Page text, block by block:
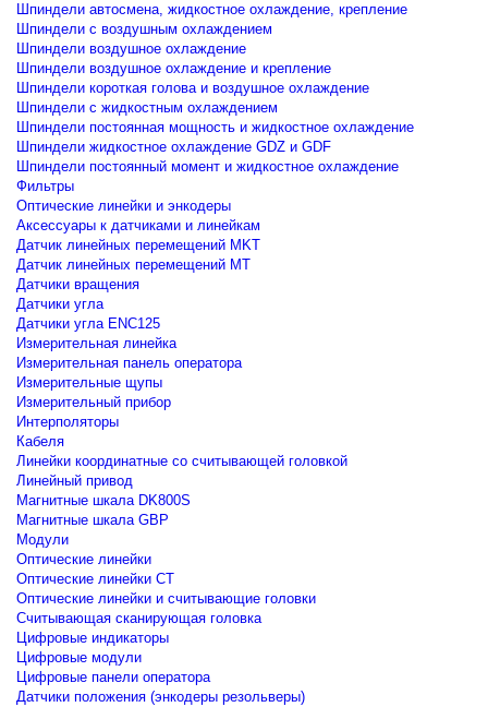
Шпиндели автосмена, жидкостное охлаждение, крепление
Шпиндели с воздушным охлаждением
Шпиндели воздушное охлаждение
Шпиндели воздушное охлаждение и крепление
Шпиндели короткая голова и воздушное охлаждение
Шпиндели с жидкостным охлаждением
Шпиндели постоянная мощность и жидкостное охлаждение
Шпиндели жидкостное охлаждение GDZ и GDF
Шпиндели постоянный момент и жидкостное охлаждение
Фильтры
Оптические линейки и энкодеры
Аксессуары к датчиками и линейкам
Датчик линейных перемещений MKT
Датчик линейных перемещений MT
Датчики вращения
Датчики угла
Датчики угла ENC125
Измерительная линейка
Измерительная панель оператора
Измерительные щупы
Измерительный прибор
Интерполяторы
Кабеля
Линейки координатные со считывающей головкой
Линейный привод
Магнитные шкала DK800S
Магнитные шкала GBP
Модули
Оптические линейки
Оптические линейки CT
Оптические линейки и считывающие головки
Считывающая сканирующая головка
Цифровые индикаторы
Цифровые модули
Цифровые панели оператора
Датчики положения (энкодеры резольверы)